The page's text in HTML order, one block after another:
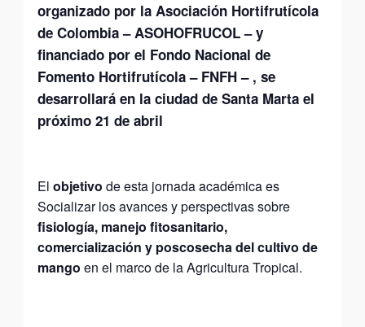
organizado por la Asociación Hortifrutícola
de Colombia – ASOHOFRUCOL – y
financiado por el Fondo Nacional de
Fomento Hortifrutícola – FNFH – , se
desarrollará en la ciudad de Santa Marta el
próximo 21 de abril
El objetivo de esta jornada académica es
Socializar los avances y perspectivas sobre
fisiología, manejo fitosanitario,
comercialización y poscosecha del cultivo de
mango en el marco de la Agricultura Tropical.